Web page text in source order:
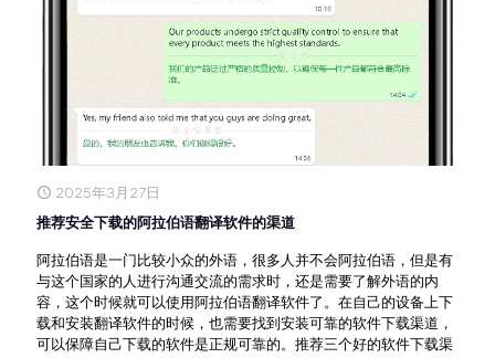
2025年3月27日
推荐安全下载的阿拉伯语翻译软件的渠道
阿拉伯语是一门比较小众的外语，很多人并不会阿拉伯语，但是有
与这个国家的人进行沟通交流的需求时，还是需要了解外语的内
容，这个时候就可以使用阿拉伯语翻译软件了。在自己的设备上下
载和安装翻译软件的时候，也需要找到安装可靠的软件下载渠道，
可以保障自己下载的软件是正规可靠的。推荐三个好的软件下载渠